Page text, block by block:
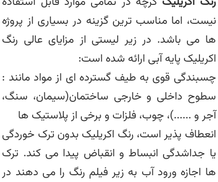
نیست، اما مناسب ترین گزینه در بسیاری از پروژه
ها می باشد. در زیر لیستی از مزایای عالی رنگ
اکریلیک پایه آبی ارائه شده است:
چسبندگی قوی به طیف گسترده ای از مواد مانند :
سطوح داخلی و خارجی ساختمان(سیمان، سنگ،
آجر و ......)، چوب، فلزات و برخی از پلاستیک ها
انعطاف پذیر است، رنگ اکریلیک بدون ترک خوردگی
یا جداشدگی انبساط و انقباض پیدا می کند. ترک
ها اجازه ورود آب به زیر فیلم رنگ را می دهند در